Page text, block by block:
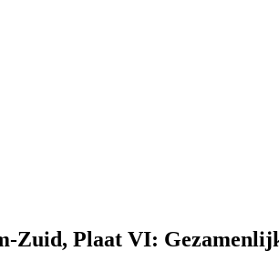
Zuid, Plaat VI: